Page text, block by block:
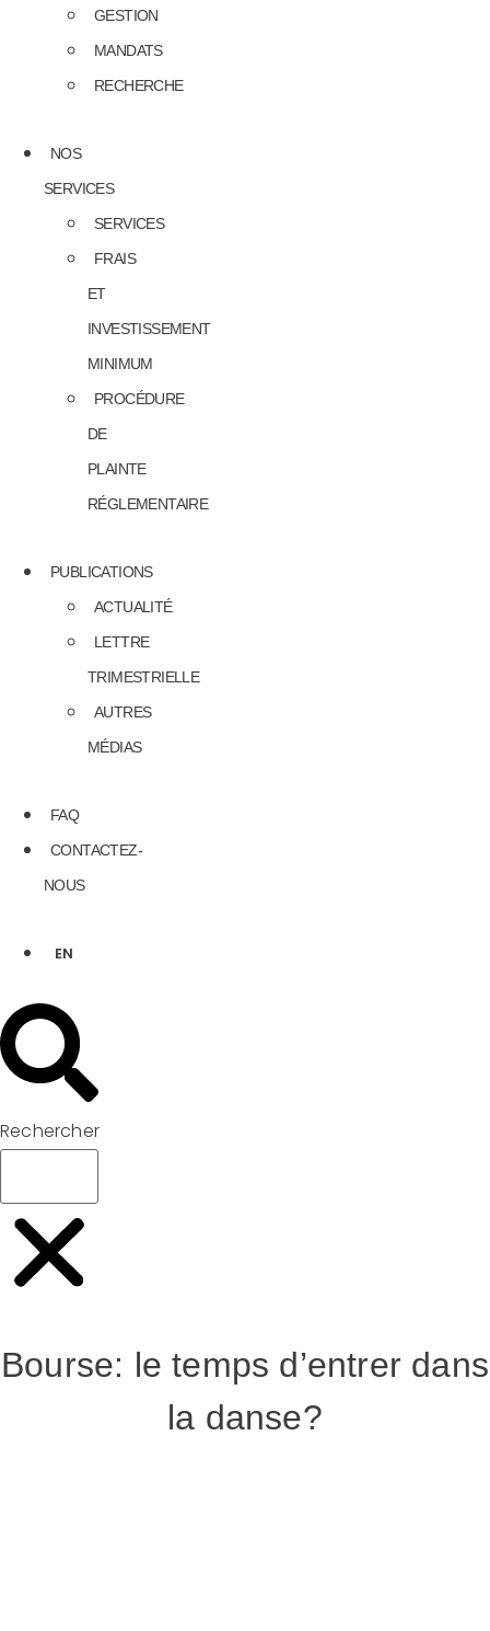
GESTION
MANDATS
RECHERCHE
NOS
SERVICES
SERVICES
FRAIS
ET
INVESTISSEMENT
MINIMUM
PROCÉDURE
DE
PLAINTE
RÉGLEMENTAIRE
PUBLICATIONS
ACTUALITÉ
LETTRE
TRIMESTRIELLE
AUTRES
MÉDIAS
FAQ
CONTACTEZ-
NOUS
EN
Rechercher
Bourse: le temps d’entrer dans
la danse?